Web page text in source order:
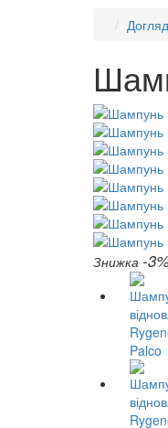
Знижка -3%